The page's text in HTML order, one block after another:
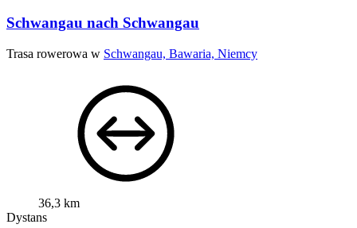
Schwangau nach Schwangau
Trasa rowerowa w Schwangau, Bawaria, Niemcy
36,3 km
Dystans